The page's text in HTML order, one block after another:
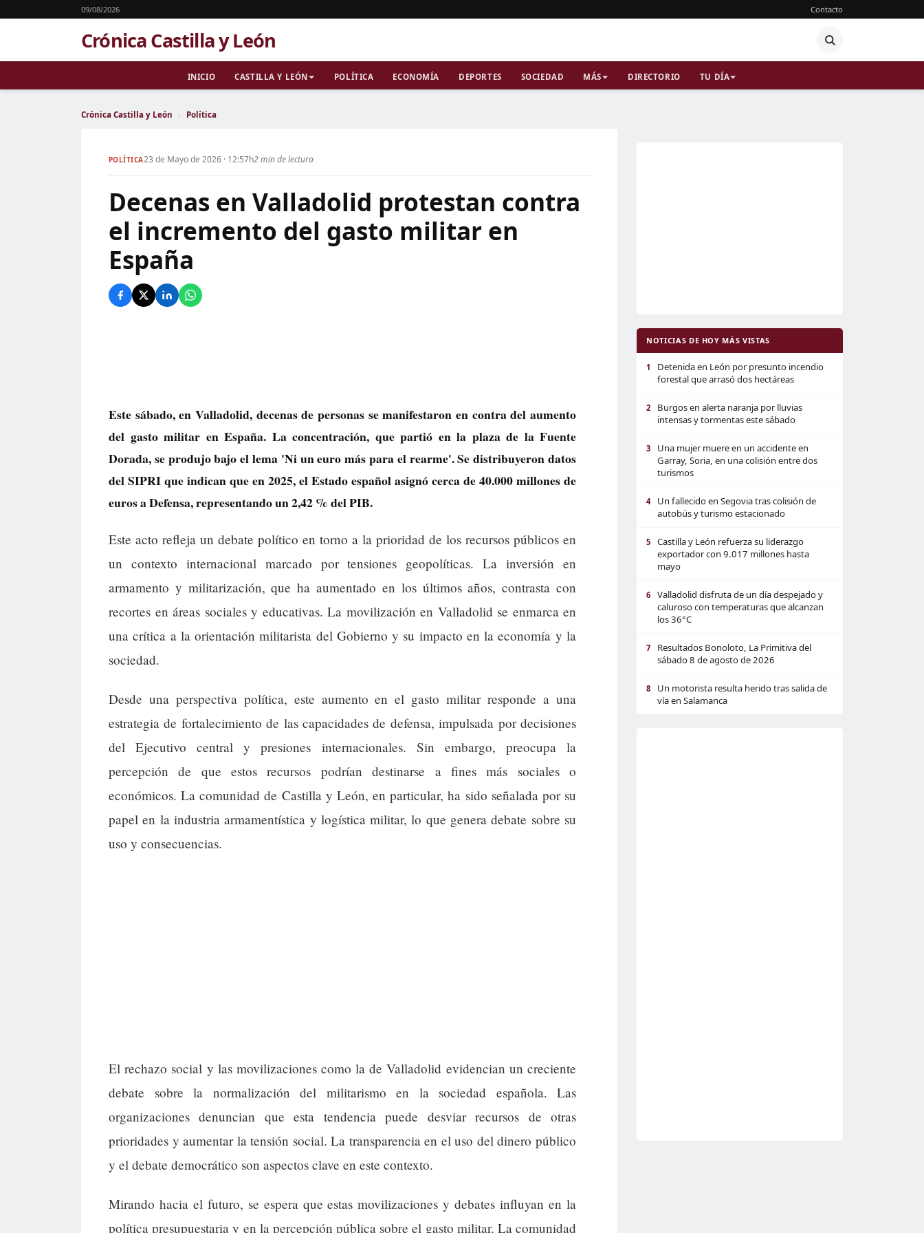
09/08/2026 Contacto
Crónica Castilla y León
INICIO CASTILLA Y LEÓN POLÍTICA ECONOMÍA DEPORTES SOCIEDAD MÁS DIRECTORIO TU DÍA
Crónica Castilla y León › Política
POLÍTICA23 de Mayo de 2026 · 12:57h2 min de lectura
Decenas en Valladolid protestan contra
el incremento del gasto militar en
España
Este sábado, en Valladolid, decenas de personas se manifestaron en contra del aumento
del gasto militar en España. La concentración, que partió en la plaza de la Fuente
Dorada, se produjo bajo el lema 'Ni un euro más para el rearme'. Se distribuyeron datos
del SIPRI que indican que en 2025, el Estado español asignó cerca de 40.000 millones de
euros a Defensa, representando un 2,42 % del PIB.
Este acto refleja un debate político en torno a la prioridad de los recursos públicos en
un contexto internacional marcado por tensiones geopolíticas. La inversión en
armamento y militarización, que ha aumentado en los últimos años, contrasta con
recortes en áreas sociales y educativas. La movilización en Valladolid se enmarca en
una crítica a la orientación militarista del Gobierno y su impacto en la economía y la
sociedad.
Desde una perspectiva política, este aumento en el gasto militar responde a una
estrategia de fortalecimiento de las capacidades de defensa, impulsada por decisiones
del Ejecutivo central y presiones internacionales. Sin embargo, preocupa la
percepción de que estos recursos podrían destinarse a fines más sociales o
económicos. La comunidad de Castilla y León, en particular, ha sido señalada por su
papel en la industria armamentística y logística militar, lo que genera debate sobre su
uso y consecuencias.
El rechazo social y las movilizaciones como la de Valladolid evidencian un creciente
debate sobre la normalización del militarismo en la sociedad española. Las
organizaciones denuncian que esta tendencia puede desviar recursos de otras
prioridades y aumentar la tensión social. La transparencia en el uso del dinero público
y el debate democrático son aspectos clave en este contexto.
Mirando hacia el futuro, se espera que estas movilizaciones y debates influyan en la
política presupuestaria y en la percepción pública sobre el gasto militar. La comunidad
NOTICIAS DE HOY MÁS VISTAS
1
Detenida en León por presunto incendio
forestal que arrasó dos hectáreas
2
Burgos en alerta naranja por lluvias
intensas y tormentas este sábado
3
Una mujer muere en un accidente en
Garray, Soria, en una colisión entre dos
turismos
4
Un fallecido en Segovia tras colisión de
autobús y turismo estacionado
5
Castilla y León refuerza su liderazgo
exportador con 9.017 millones hasta
mayo
6
Valladolid disfruta de un día despejado y
caluroso con temperaturas que alcanzan
los 36°C
7
Resultados Bonoloto, La Primitiva del
sábado 8 de agosto de 2026
8
Un motorista resulta herido tras salida de
vía en Salamanca